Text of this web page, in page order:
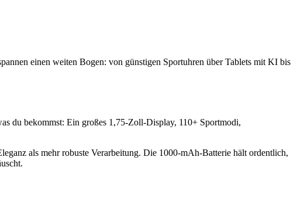
einen weiten Bogen: von günstigen Sportuhren über Tablets mit KI bis
du bekommst: Ein großes 1,75-Zoll-Display, 110+ Sportmodi,
als mehr robuste Verarbeitung. Die 1000-mAh-Batterie hält ordentlich,